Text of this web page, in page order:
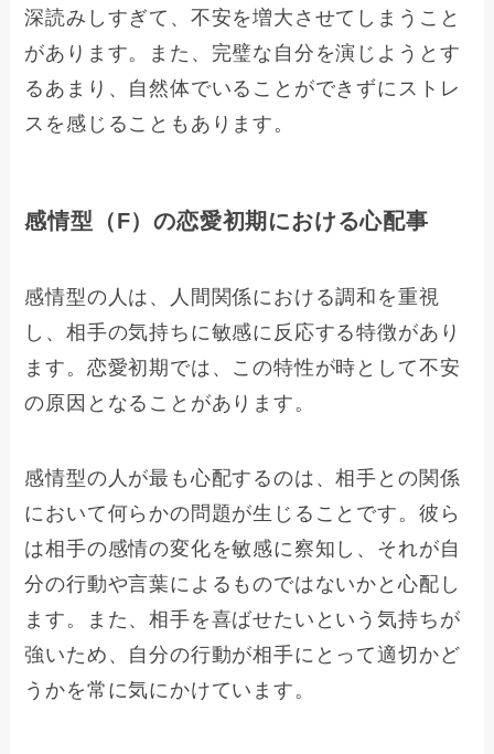
深読みしすぎて、不安を増大させてしまうこと
があります。また、完璧な自分を演じようとす
るあまり、自然体でいることができずにストレ
スを感じることもあります。
感情型（F）の恋愛初期における心配事
感情型の人は、人間関係における調和を重視
し、相手の気持ちに敏感に反応する特徴があり
ます。恋愛初期では、この特性が時として不安
の原因となることがあります。
感情型の人が最も心配するのは、相手との関係
において何らかの問題が生じることです。彼ら
は相手の感情の変化を敏感に察知し、それが自
分の行動や言葉によるものではないかと心配し
ます。また、相手を喜ばせたいという気持ちが
強いため、自分の行動が相手にとって適切かど
うかを常に気にかけています。